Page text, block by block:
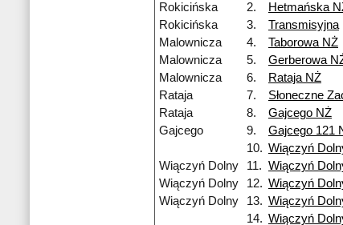
Rokicińska
2. Hetmańska
Rokicińska
3. Transmisyjna
Malownicza
4. Taborowa NŻ
Malownicza
5. Gerberowa
Malownicza
6. Rataja NŻ
Rataja
7. Słoneczne
Rataja
8. Gajcego NŻ
Gajcego
9. Gajcego 121
10. Wiączyń
Wiączyń Dolny
11. Wiączyń
Wiączyń Dolny
12. Wiączyń
Wiączyń Dolny
13. Wiączyń
14. Wiączyń